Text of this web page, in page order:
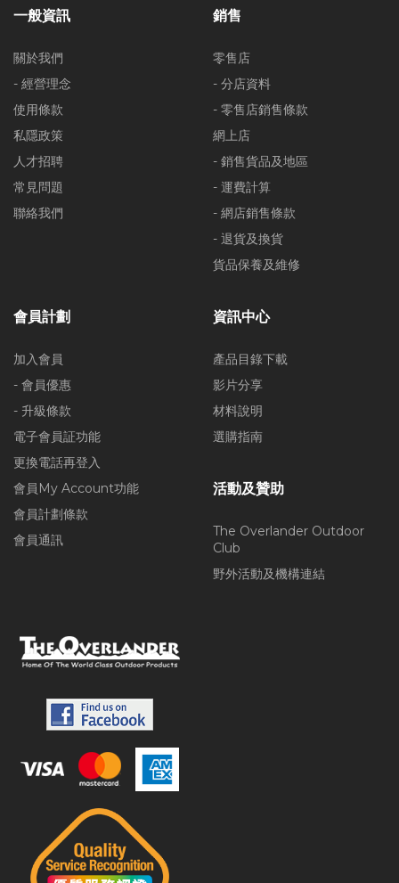
一般資訊
關於我們
- 經營理念
使用條款
私隱政策
人才招聘
常見問題
聯絡我們
銷售
零售店
- 分店資料
- 零售店銷售條款
網上店
- 銷售貨品及地區
- 運費計算
- 網店銷售條款
- 退貨及換貨
貨品保養及維修
會員計劃
加入會員
- 會員優惠
- 升級條款
電子會員証功能
更換電話再登入
會員My Account功能
會員計劃條款
會員通訊
資訊中心
產品目錄下載
影片分享
材料說明
選購指南
活動及贊助
The Overlander Outdoor
Club
野外活動及機構連結